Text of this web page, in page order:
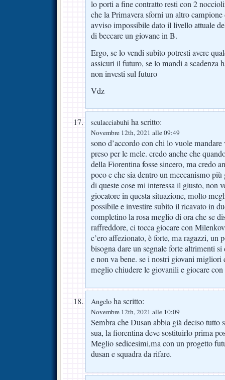
lo porti a fine contratto resti con 2
che la Primavera sforni un altro
avviso impossibile dato il livello attuale
di beccare un giovane in B.
Ergo, se lo vendi subito potresti avere
assicuri il futuro, se lo mandi a scadenza
non investi sul futuro
Vdz
sculacciabuhi ha scritto:
Novembre 12th, 2021 alle 09:49
sono d’accordo con chi lo vuole
preso per le mele. credo anche che
della Fiorentina fosse sincero, ma credo
poco e che sia dentro un meccanismo
di queste cose mi interessa il giusto, non
giocatore in questa situazione, molto
possibile e investire subito il ricavato in
completino la rosa meglio di ora che se
raffreddore, ci tocca giocare con
c’ero affezionato, è forte, ma ragazzi, un
bisogna dare un segnale forte altrimenti
e non va bene. se i nostri giovani migliori
meglio chiudere le giovanili e giocare
Angelo ha scritto:
Novembre 12th, 2021 alle 10:09
Sembra che Dusan abbia già deciso tutto
sua, la fiorentina deve sostituirlo prima
Meglio sedicesimi,ma con un progetto
dusan e squadra da rifare.